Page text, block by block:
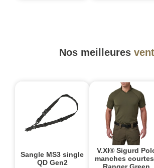
Nos meilleures
Sangle MS3 single
QD Gen2
V.XI® Sigurd
manches